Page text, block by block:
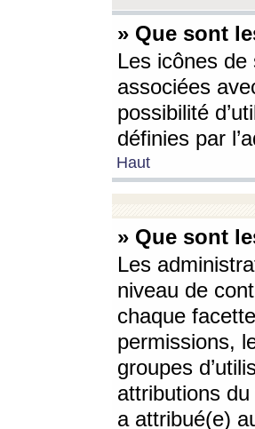
» Que sont
Les icônes de
associées
possibilité
définies par
Haut
» Que sont
Les
niveau de
chaque
permissions,
groupes
attributions du
a attribué(e)